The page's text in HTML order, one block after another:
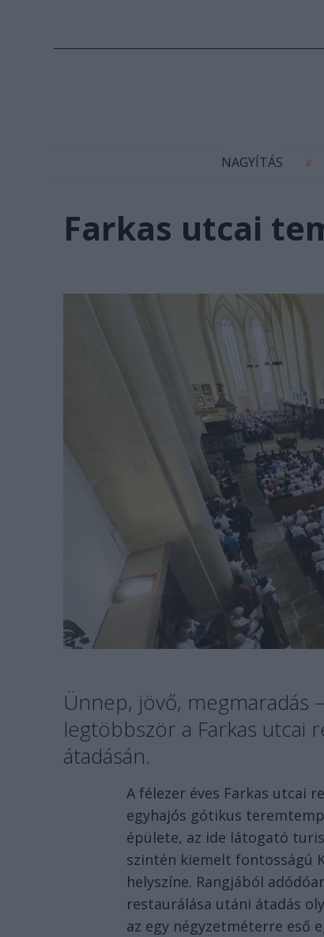
NAGYÍTÁS //
Farkas utcai
Ünnep, jövő, megmaradás
legtöbbször a Farkas
átadásán.
A félezer éves Farkas utcai
egyhajós gótikus
épülete, az ide látogató
szintén kiemelt fontosságú
helyszíne. Rangjából
restaurálása utáni átadás
az egy négyzetméterre eső